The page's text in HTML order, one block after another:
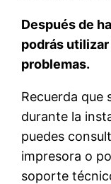
Después de
podrás
problemas.
Recuerda que
durante la
puedes
impresora o
soporte